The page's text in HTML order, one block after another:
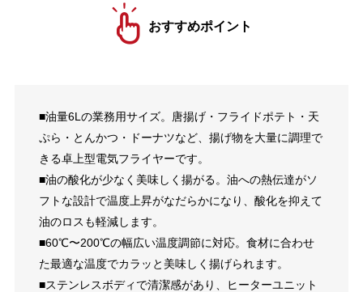
おすすめポイント
■油量6Lの業務用サイズ。唐揚げ・フライドポテト・天
ぷら・とんかつ・ドーナツなど、揚げ物を大量に調理で
きる卓上型電気フライヤーです。
■油の酸化が少なく美味しく揚がる。油への熱伝達がソ
フトな設計で温度上昇がなだらかになり、酸化を抑えて
油のロスも軽減します。
■60℃〜200℃の幅広い温度調節に対応。食材に合わせ
た最適な温度でカラッと美味しく揚げられます。
■ステンレスボディで清潔感があり、ヒーターユニット